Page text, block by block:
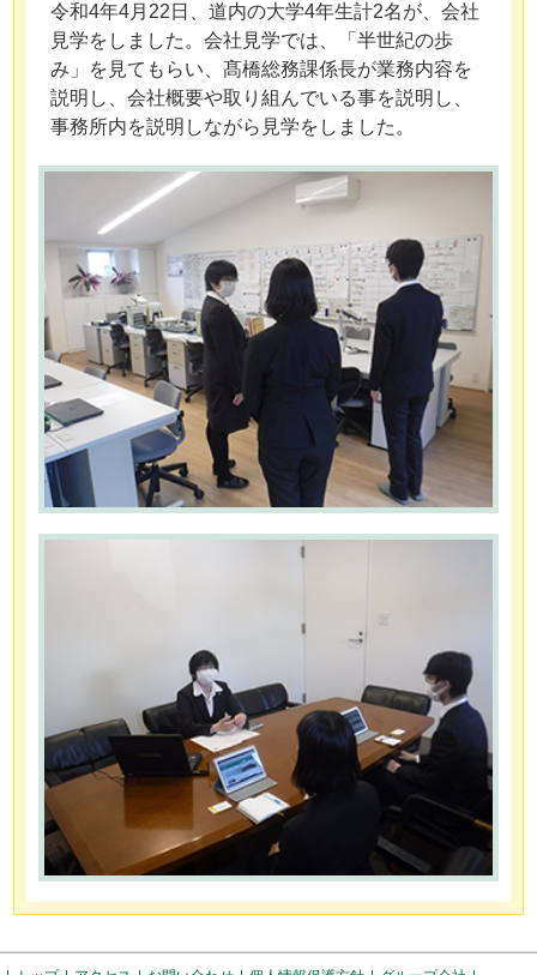
令和4年4月22日、道内の大学4年生計2名が、会社
見学をしました。会社見学では、「半世紀の歩
み」を見てもらい、髙橋総務課係長が業務内容を
説明し、会社概要や取り組んでいる事を説明し、
事務所内を説明しながら見学をしました。